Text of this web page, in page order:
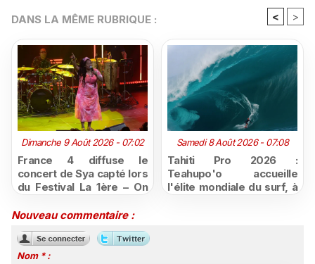
DANS LA MÊME RUBRIQUE : < >
Dimanche 9 Août 2026 - 07:02
France 4 diffuse le
concert de Sya capté lors
du Festival La 1ère – On
Samedi 8 Août 2026 - 07:08
Tahiti Pro 2026 :
Teahupo'o accueille
l'élite mondiale du surf, à
Nouveau commentaire :
Nom * :